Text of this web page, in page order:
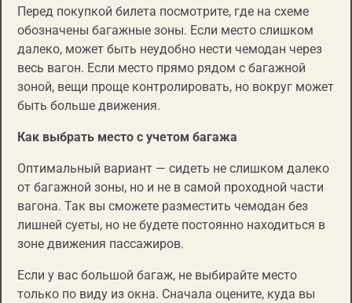
Перед покупкой билета посмотрите, где на схеме
обозначены багажные зоны. Если место слишком
далеко, может быть неудобно нести чемодан через
весь вагон. Если место прямо рядом с багажной
зоной, вещи проще контролировать, но вокруг может
быть больше движения.
Как выбрать место с учетом багажа
Оптимальный вариант — сидеть не слишком далеко
от багажной зоны, но и не в самой проходной части
вагона. Так вы сможете разместить чемодан без
лишней суеты, но не будете постоянно находиться в
зоне движения пассажиров.
Если у вас большой багаж, не выбирайте место
только по виду из окна. Сначала оцените, куда вы